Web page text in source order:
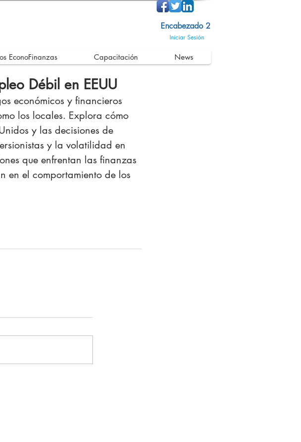
Encabezado 2
Iniciar Sesión
EconoFinanzas Capacitación News
Débil en EEUU
económicos y financieros
los locales. Explora cómo
y las decisiones de
y la volatilidad en
que enfrentan las finanzas
en el comportamiento de los